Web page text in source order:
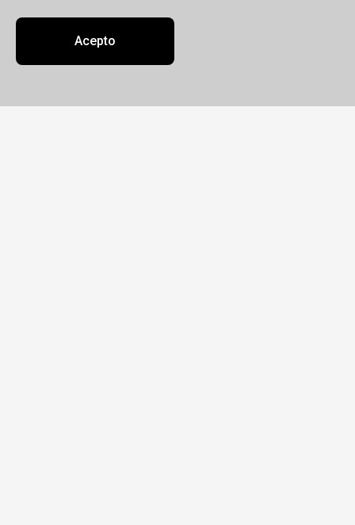
96 h.
Si tenés cuenta en alguno de los
mismo banco.
Acepto